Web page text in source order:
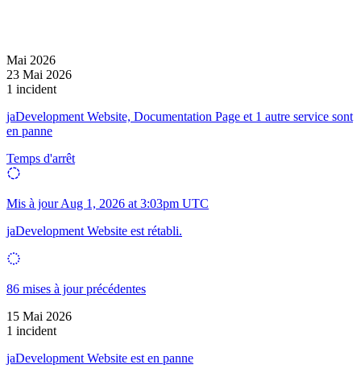
Mai 2026
23 Mai 2026
1 incident
jaDevelopment Website, Documentation Page et 1 autre service sont
en panne
Temps d'arrêt
Mis à jour Aug 1, 2026 at 3:03pm UTC
jaDevelopment Website est rétabli.
86 mises à jour précédentes
15 Mai 2026
1 incident
jaDevelopment Website est en panne